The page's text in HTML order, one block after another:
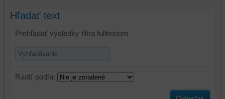
Hľadať text
Prehľadať výsledky filtra fulltextom
Radiť podľa: